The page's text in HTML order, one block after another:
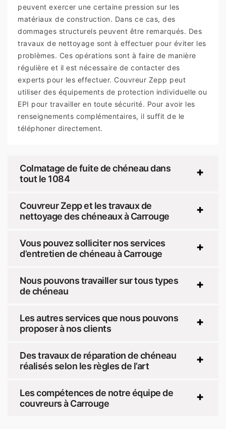
peuvent exercer une certaine pression sur les
matériaux de construction. Dans ce cas, des
dommages structurels peuvent être remarqués. Des
travaux de nettoyage sont à effectuer pour éviter les
problèmes. Ces opérations sont à faire de manière
régulière et il est nécessaire de contacter des
experts pour les effectuer. Couvreur Zepp peut
utiliser des équipements de protection individuelle ou
EPI pour travailler en toute sécurité. Pour avoir les
renseignements complémentaires, il suffit de le
téléphoner directement.
Colmatage de fuite de chéneau dans
tout le 1084
Couvreur Zepp et les travaux de
nettoyage des chéneaux à Carrouge
Vous pouvez solliciter nos services
d’entretien de chéneau à Carrouge
Nous pouvons travailler sur tous types
de chéneau
Les autres services que nous pouvons
proposer à nos clients
Des travaux de réparation de chéneau
réalisés selon les règles de l’art
Les compétences de notre équipe de
couvreurs à Carrouge